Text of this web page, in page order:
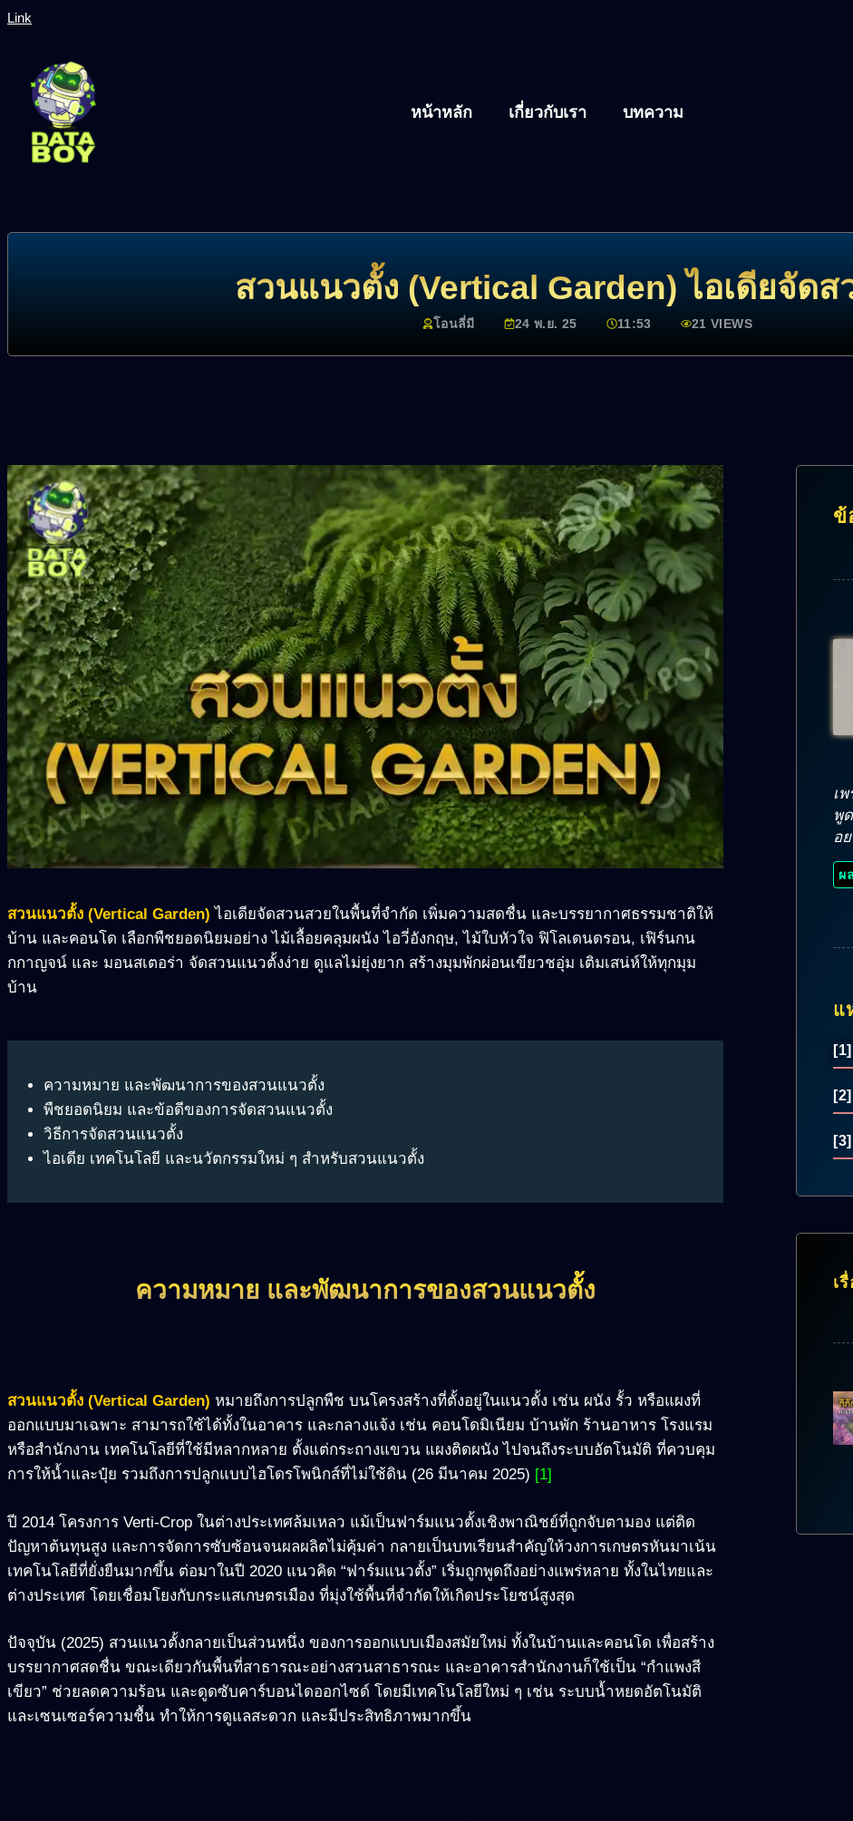
Link
หน้าหลัก เกี่ยวกับเรา บทความ
สวนแนวตั้ง (Vertical Garden) ไอเดียจัดส
โอนลี่มี 24 พ.ย. 25 11:53 21 VIEWS
สวนแนวตั้ง (Vertical Garden) ไอเดียจัดสวนสวยในพื้นที่จำกัด เพิ่มความสดชื่น และบรรยากาศธรรมชาติให้
บ้าน และคอนโด เลือกพืชยอดนิยมอย่าง ไม้เลื้อยคลุมผนัง ไอวี่อังกฤษ, ไม้ใบหัวใจ ฟิโลเดนดรอน, เฟิร์นกน
กกาญจน์ และ มอนสเตอร่า จัดสวนแนวตั้งง่าย ดูแลไม่ยุ่งยาก สร้างมุมพักผ่อนเขียวชอุ่ม เติมเสน่ห์ให้ทุกมุม
บ้าน
ความหมาย และพัฒนาการของสวนแนวตั้ง
พืชยอดนิยม และข้อดีของการจัดสวนแนวตั้ง
วิธีการจัดสวนแนวตั้ง
ไอเดีย เทคโนโลยี และนวัตกรรมใหม่ ๆ สำหรับสวนแนวตั้ง
ความหมาย และพัฒนาการของสวนแนวตั้ง
สวนแนวตั้ง (Vertical Garden) หมายถึงการปลูกพืช บนโครงสร้างที่ตั้งอยู่ในแนวตั้ง เช่น ผนัง รั้ว หรือแผงที่
ออกแบบมาเฉพาะ สามารถใช้ได้ทั้งในอาคาร และกลางแจ้ง เช่น คอนโดมิเนียม บ้านพัก ร้านอาหาร โรงแรม
หรือสำนักงาน เทคโนโลยีที่ใช้มีหลากหลาย ตั้งแต่กระถางแขวน แผงติดผนัง ไปจนถึงระบบอัตโนมัติ ที่ควบคุม
การให้น้ำและปุ๋ย รวมถึงการปลูกแบบไฮโดรโพนิกส์ที่ไม่ใช้ดิน (26 มีนาคม 2025) [1]
ปี 2014 โครงการ Verti-Crop ในต่างประเทศล้มเหลว แม้เป็นฟาร์มแนวตั้งเชิงพาณิชย์ที่ถูกจับตามอง แต่ติด
ปัญหาต้นทุนสูง และการจัดการซับซ้อนจนผลผลิตไม่คุ้มค่า กลายเป็นบทเรียนสำคัญให้วงการเกษตรหันมาเน้น
เทคโนโลยีที่ยั่งยืนมากขึ้น ต่อมาในปี 2020 แนวคิด “ฟาร์มแนวตั้ง” เริ่มถูกพูดถึงอย่างแพร่หลาย ทั้งในไทยและ
ต่างประเทศ โดยเชื่อมโยงกับกระแสเกษตรเมือง ที่มุ่งใช้พื้นที่จำกัดให้เกิดประโยชน์สูงสุด
ปัจจุบัน (2025) สวนแนวตั้งกลายเป็นส่วนหนึ่ง ของการออกแบบเมืองสมัยใหม่ ทั้งในบ้านและคอนโด เพื่อสร้าง
บรรยากาศสดชื่น ขณะเดียวกันพื้นที่สาธารณะอย่างสวนสาธารณะ และอาคารสำนักงานก็ใช้เป็น “กำแพงสี
เขียว” ช่วยลดความร้อน และดูดซับคาร์บอนไดออกไซด์ โดยมีเทคโนโลยีใหม่ ๆ เช่น ระบบน้ำหยดอัตโนมัติ
และเซนเซอร์ความชื้น ทำให้การดูแลสะดวก และมีประสิทธิภาพมากขึ้น
ข้
เ
พู
อ
ผ
แ
เ